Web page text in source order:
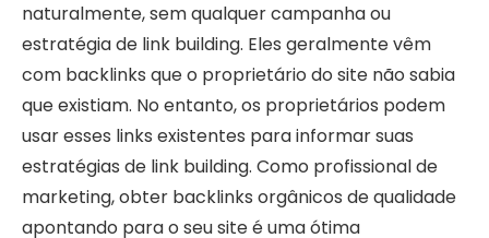
naturalmente, sem qualquer campanha ou
estratégia de link building. Eles geralmente vêm
com backlinks que o proprietário do site não sabia
que existiam. No entanto, os proprietários podem
usar esses links existentes para informar suas
estratégias de link building. Como profissional de
marketing, obter backlinks orgânicos de qualidade
apontando para o seu site é uma ótima